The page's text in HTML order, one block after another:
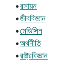
•রসায়ন
•জীববিজ্ঞান
•মেডিসিন
•অর্থনীতি
•রাষ্ট্রবিজ্ঞান